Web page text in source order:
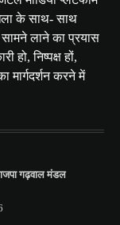
के साथ- साथ
लाने का प्रयास
हो, निष्पक्ष हों,
मार्गदर्शन करने में
गढ़वाल मंडल